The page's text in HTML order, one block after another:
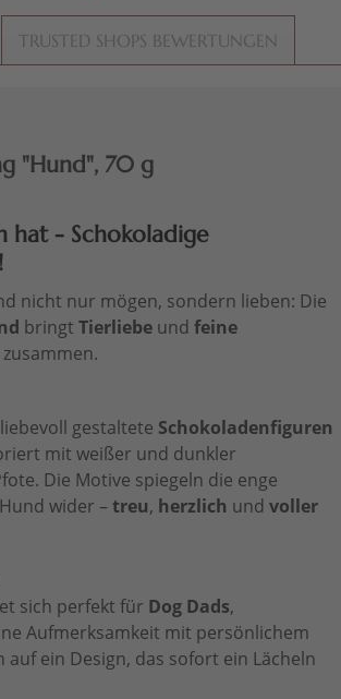
TRUSTED SHOPS BEWERTUNGEN
"Hund", 70 g
hat - Schokoladige
nicht nur mögen, sondern lieben: Die
bringt Tierliebe und feine
gestaltete Schokoladenfiguren
mit weißer und dunkler
Die Motive spiegeln die enge
wider – treu, herzlich und voller
sich perfekt für Dog Dads,
Aufmerksamkeit mit persönlichem
ein Design, das sofort ein Lächeln